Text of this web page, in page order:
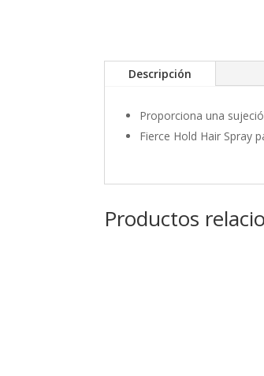
Descripción
Proporciona una
Fierce Hold Hair Spray
Productos